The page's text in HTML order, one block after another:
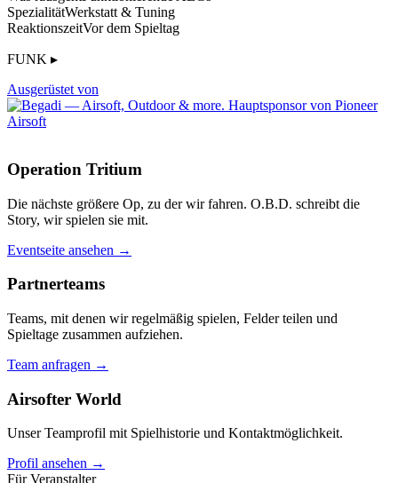
SpezialitätWerkstatt & Tuning
ReaktionszeitVor dem Spieltag
FUNK ▸
Ausgerüstet von
Operation Tritium
Die nächste größere Op, zu der wir fahren. O.B.D. schreibt die
Story, wir spielen sie mit.
Eventseite ansehen →
Partnerteams
Teams, mit denen wir regelmäßig spielen, Felder teilen und
Spieltage zusammen aufziehen.
Team anfragen →
Airsofter World
Unser Teamprofil mit Spielhistorie und Kontaktmöglichkeit.
Profil ansehen →
Für Veranstalter